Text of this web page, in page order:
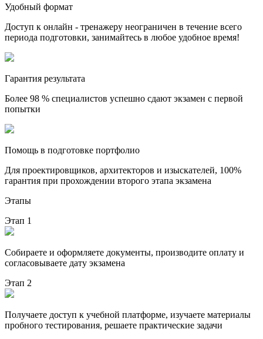
Удобный формат
Доступ к онлайн - тренажеру неограничен в течение всего
периода подготовки, занимайтесь в любое удобное время!
Гарантия результата
Более 98 % специалистов успешно сдают экзамен с первой
попытки
Помощь в подготовке портфолио
Для проектировщиков, архитекторов и изыскателей, 100%
гарантия при прохождении второго этапа экзамена
Этапы
Этап 1
Собираете и оформляете документы, производите оплату и
согласовываете дату экзамена
Этап 2
Получаете доступ к учебной платформе, изучаете материалы
пробного тестирования, решаете практические задачи